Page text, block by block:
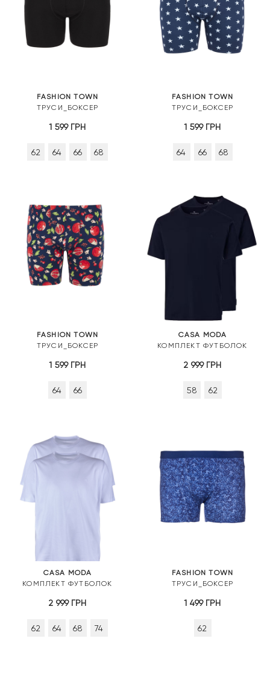
FASHION TOWN
ТРУСИ_БОКСЕР
1 599 ГРН
62 64 66 68
FASHION TOWN
ТРУСИ_БОКСЕР
1 599 ГРН
64 66 68
FASHION TOWN
ТРУСИ_БОКСЕР
1 599 ГРН
64 66
CASA MODA
КОМПЛЕКТ ФУТБОЛОК
2 999 ГРН
58 62
CASA MODA
КОМПЛЕКТ ФУТБОЛОК
2 999 ГРН
62 64 68 74
FASHION TOWN
ТРУСИ_БОКСЕР
1 499 ГРН
62